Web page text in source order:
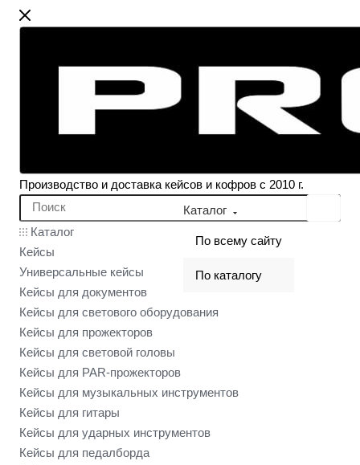
Производство и доставка кейсов и кофров с 2010 г.
Каталог
По всему сайту
По каталогу
Каталог
Кейсы
Универсальные кейсы
Кейсы для документов
Кейсы для светового оборудования
Кейсы для прожекторов
Кейсы для световой головы
Кейсы для PAR-прожекторов
Кейсы для музыкальных инструментов
Кейсы для гитары
Кейсы для ударных инструментов
Кейсы для педалборда